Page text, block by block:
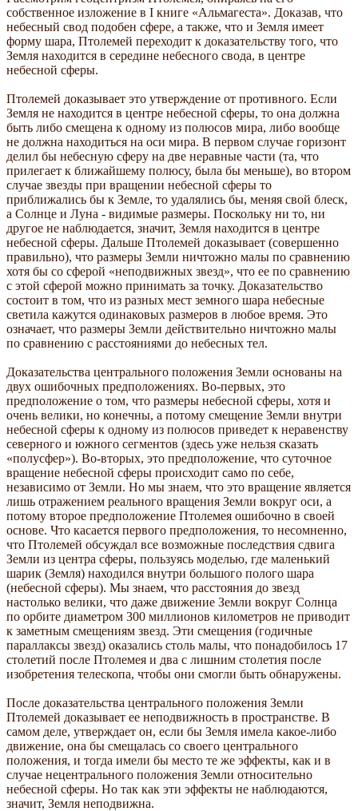
собственное изложение в I книге «Альмагеста». Доказав, что
небесный свод подобен сфере, а также, что и Земля имеет
форму шара, Птолемей переходит к доказательству того, что
Земля находится в середине небесного свода, в центре
небесной сферы.
Птолемей доказывает это утверждение от противного. Если
Земля не находится в центре небесной сферы, то она должна
быть либо смещена к одному из полюсов мира, либо вообще
не должна находиться на оси мира. В первом случае горизонт
делил бы небесную сферу на две неравные части (та, что
прилегает к ближайшему полюсу, была бы меньше), во втором
случае звезды при вращении небесной сферы то
приближались бы к Земле, то удалялись бы, меняя свой блеск,
а Солнце и Луна - видимые размеры. Поскольку ни то, ни
другое не наблюдается, значит, Земля находится в центре
небесной сферы. Дальше Птолемей доказывает (совершенно
правильно), что размеры Земли ничтожно малы по сравнению
хотя бы со сферой «неподвижных звезд», что ее по сравнению
с этой сферой можно принимать за точку. Доказательство
состоит в том, что из разных мест земного шара небесные
светила кажутся одинаковых размеров в любое время. Это
означает, что размеры Земли действительно ничтожно малы
по сравнению с расстояниями до небесных тел.
Доказательства центрального положения Земли основаны на
двух ошибочных предположениях. Во-первых, это
предположение о том, что размеры небесной сферы, хотя и
очень велики, но конечны, а потому смещение Земли внутри
небесной сферы к одному из полюсов приведет к неравенству
северного и южного сегментов (здесь уже нельзя сказать
«полусфер»). Во-вторых, это предположение, что суточное
вращение небесной сферы происходит само по себе,
независимо от Земли. Но мы знаем, что это вращение является
лишь отражением реального вращения Земли вокруг оси, а
потому второе предположение Птолемея ошибочно в своей
основе. Что касается первого предположения, то несомненно,
что Птолемей обсуждал все возможные последствия сдвига
Земли из центра сферы, пользуясь моделью, где маленький
шарик (Земля) находился внутри большого полого шара
(небесной сферы). Мы знаем, что расстояния до звезд
настолько велики, что даже движение Земли вокруг Солнца
по орбите диаметром 300 миллионов километров не приводит
к заметным смещениям звезд. Эти смещения (годичные
параллаксы звезд) оказались столь малы, что понадобилось 17
столетий после Птолемея и два с лишним столетия после
изобретения телескопа, чтобы они смогли быть обнаружены.
После доказательства центрального положения Земли
Птолемей доказывает ее неподвижность в пространстве. В
самом деле, утверждает он, если бы Земля имела какое-либо
движение, она бы смещалась со своего центрального
положения, и тогда имели бы место те же эффекты, как и в
случае нецентрального положения Земли относительно
небесной сферы. Но так как эти эффекты не наблюдаются,
значит, Земля неподвижна.